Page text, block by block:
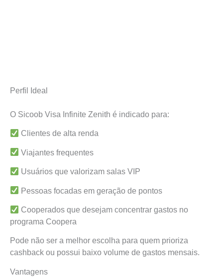
Perfil Ideal
O Sicoob Visa Infinite Zenith é indicado para:
Clientes de alta renda
Viajantes frequentes
Usuários que valorizam salas VIP
Pessoas focadas em geração de pontos
Cooperados que desejam concentrar gastos no
programa Coopera
Pode não ser a melhor escolha para quem prioriza
cashback ou possui baixo volume de gastos mensais.
Vantagens